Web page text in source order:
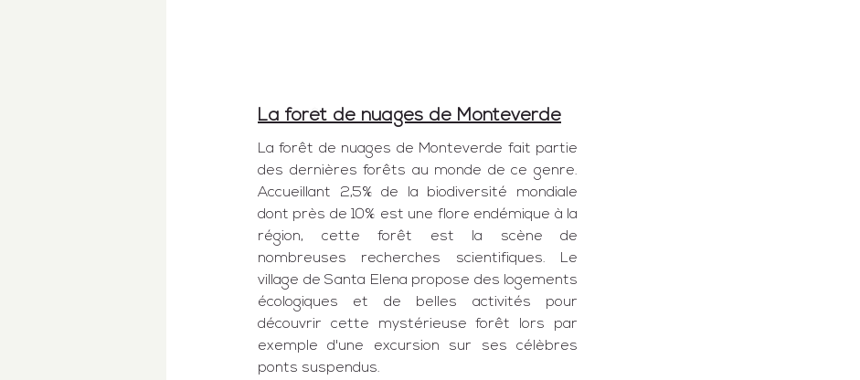
La forêt de nuages de Monteverde
La forêt de nuages de Monteverde fait partie
des dernières forêts au monde de ce genre.
Accueillant 2,5% de la biodiversité mondiale
dont près de 10% est une flore endémique à la
région, cette forêt est la scène de
nombreuses recherches scientifiques. Le
village de Santa Elena propose des logements
écologiques et de belles activités pour
découvrir cette mystérieuse forêt lors par
ponts suspendus.